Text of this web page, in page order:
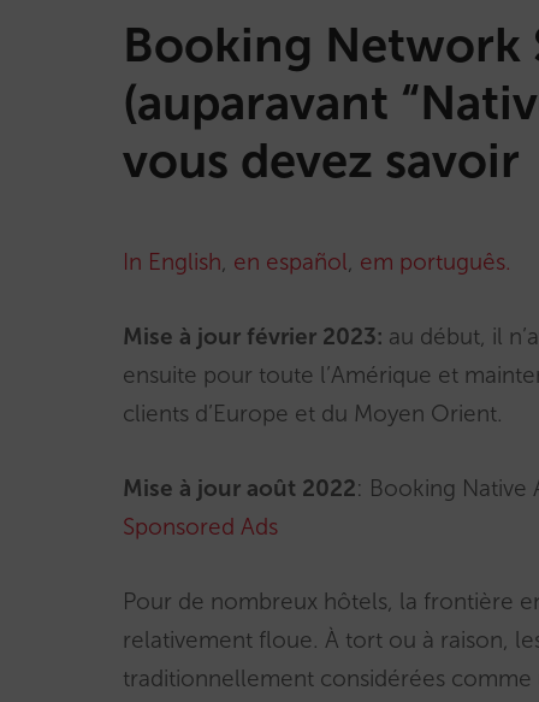
Booking Network
(auparavant
vous devez savoir
In English, en español, em português.
Mise à jour février 2023: au début, il
ensuite pour toute l’Amérique et
clients d’Europe et du Moyen Orient.
Mise à jour août 2022: Booking Native
Sponsored Ads
Pour de nombreux hôtels, la frontière
relativement floue. À tort ou à raison,
traditionnellement considérées comme